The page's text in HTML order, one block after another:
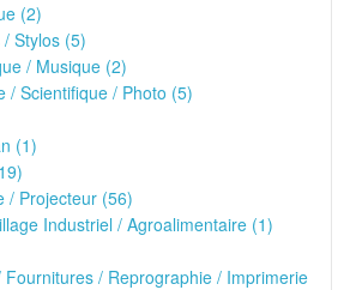
(2)
Stylos (5)
/ Musique (2)
/ Scientifique / Photo (5)
(1)
/ Projecteur (56)
Industriel / Agroalimentaire (1)
/ Reprographie / Imprimerie